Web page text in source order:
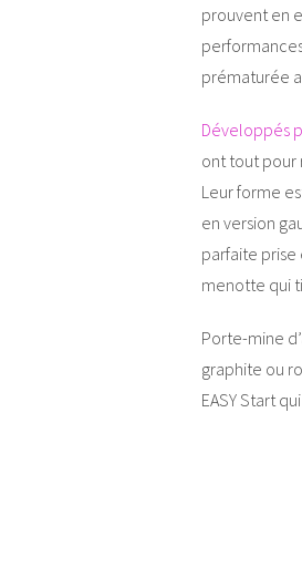
prouvent en
prématurée
Développés
ont tout pour
Leur forme
en version
parfaite prise
menotte qui
Porte-mine
graphite ou
EASY Start